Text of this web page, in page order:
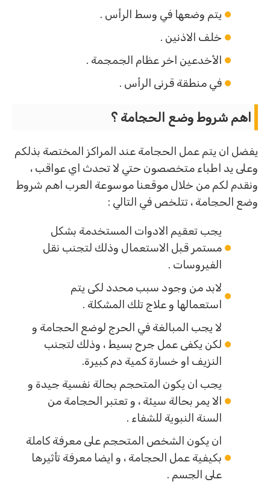
يتم وضعها في وسط الرأس .
خلف الاذنين .
الأخدعين اخر عظام الجمجمة .
في منطقة قرنى الرأس .
اهم شروط وضع الحجامة ؟
يفضل ان يتم عمل الحجامة عند المراكز المختصة بذلكم
وعلى يد اطباء متخصصون حتي لا تحدث اي عواقب ،
ونقدم لكم من خلال موقعنا موسوعة العرب اهم شروط
وضع الحجامة ، تتلخص في التالي :
يجب تعقيم الادوات المستخدمة بشكل
مستمر قبل الاستعمال وذلك لتجنب نقل
الفيروسات .
لابد من وجود سبب محدد لكى يتم
استعمالها و علاج تلك المشكلة .
لا يجب المبالغة في الحرج لوضع الحجامة و
لكن يكفى عمل جرح بسيط ، وذلك لتجنب
النزيف او خسارة كمية دم كبيرة.
يجب ان يكون المتحجم بحالة نفسية جيدة و
الا يمر بحالة سيئة ، و تعتبر الحجامة من
السنة النبوية للشفاء .
ان يكون الشخص المتحجم على معرفة كاملة
بكيفية عمل الحجامة ، و ايضا معرفة تأثيرها
على الجسم .